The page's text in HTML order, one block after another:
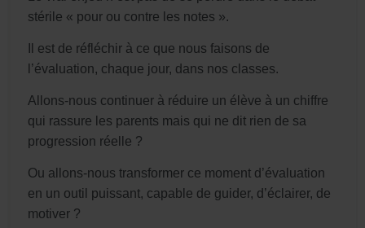
stérile « pour ou contre les notes ».
Il est de réfléchir à ce que nous faisons de
l’évaluation, chaque jour, dans nos classes.
Allons-nous continuer à réduire un élève à un chiffre
qui rassure les parents mais qui ne dit rien de sa
progression réelle ?
Ou allons-nous transformer ce moment d’évaluation
en un outil puissant, capable de guider, d’éclairer, de
motiver ?